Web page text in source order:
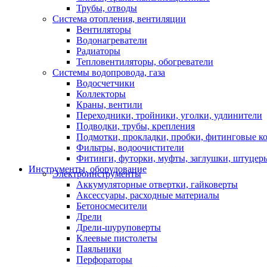
Трубы, отводы
Система отопления, вентиляции
Вентиляторы
Водонагреватели
Радиаторы
Тепловентиляторы, обогреватели
Системы водопровода, газа
Водосчетчики
Коллекторы
Краны, вентили
Переходники, тройники, уголки, удлинители
Подводки, трубы, крепления
Подмотки, прокладки, пробки, фитинговые
Фильтры, водоочистители
Фитинги, футорки, муфты, заглушки,
Инструменты, оборудование
Электроинструменты
Аккумуляторные отвертки, гайковерты
Аксессуары, расходные материалы
Бетоносмесители
Дрели
Дрели-шуруповерты
Клеевые пистолеты
Паяльники
Перфораторы